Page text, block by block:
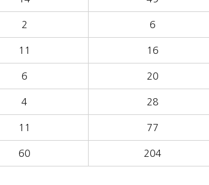
2 6
11 16
6 20
4 28
11 77
60 204